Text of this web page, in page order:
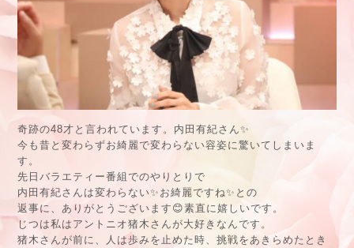
奇跡の48才と言われています。内田有紀さん✨
今も昔と変わらずお綺麗で変わらない容姿に驚いてしまいま
す。
先日バラエティー番組でのやりとりで
内田有紀さんは変わらない✨お綺麗ですね✨との
返事に、ありがとうございます😊素直に嬉しいです。
じつは私はアントニオ猪木さんが大好きなんです。
猪木さんが前に、人は歩みを止めた時、挑戦をあきらめたとき